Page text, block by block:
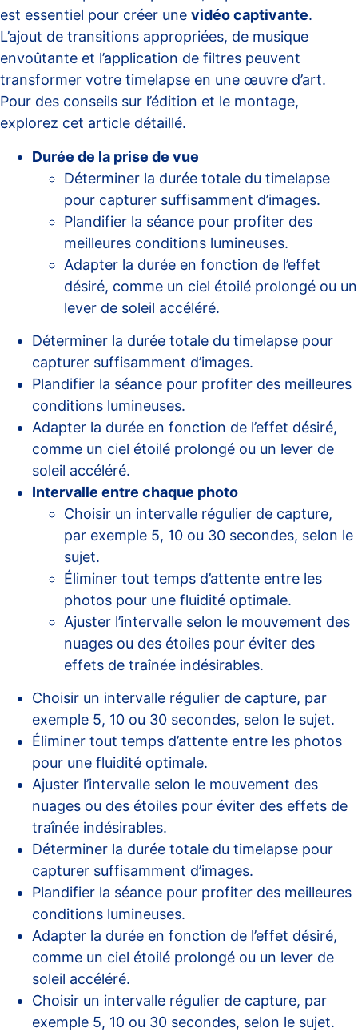
est essentiel pour créer une vidéo captivante.
L’ajout de transitions appropriées, de musique
envoûtante et l’application de filtres peuvent
transformer votre timelapse en une œuvre d’art.
Pour des conseils sur l’édition et le montage,
explorez cet article détaillé.
Durée de la prise de vue
Déterminer la durée totale du timelapse
pour capturer suffisamment d’images.
Plandifier la séance pour profiter des
meilleures conditions lumineuses.
Adapter la durée en fonction de l’effet
désiré, comme un ciel étoilé prolongé ou un
lever de soleil accéléré.
Déterminer la durée totale du timelapse pour
capturer suffisamment d’images.
Plandifier la séance pour profiter des meilleures
conditions lumineuses.
Adapter la durée en fonction de l’effet désiré,
comme un ciel étoilé prolongé ou un lever de
soleil accéléré.
Intervalle entre chaque photo
Choisir un intervalle régulier de capture,
par exemple 5, 10 ou 30 secondes, selon le
sujet.
Éliminer tout temps d’attente entre les
photos pour une fluidité optimale.
Ajuster l’intervalle selon le mouvement des
nuages ou des étoiles pour éviter des
effets de traînée indésirables.
Choisir un intervalle régulier de capture, par
exemple 5, 10 ou 30 secondes, selon le sujet.
Éliminer tout temps d’attente entre les photos
pour une fluidité optimale.
Ajuster l’intervalle selon le mouvement des
nuages ou des étoiles pour éviter des effets de
traînée indésirables.
Déterminer la durée totale du timelapse pour
capturer suffisamment d’images.
Plandifier la séance pour profiter des meilleures
conditions lumineuses.
Adapter la durée en fonction de l’effet désiré,
comme un ciel étoilé prolongé ou un lever de
soleil accéléré.
Choisir un intervalle régulier de capture, par
exemple 5, 10 ou 30 secondes, selon le sujet.